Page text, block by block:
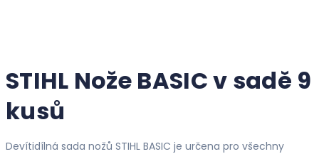
STIHL Nože BASIC v sadě 9
kusů
Devítidílná sada nožů STIHL BASIC je určena pro všechny